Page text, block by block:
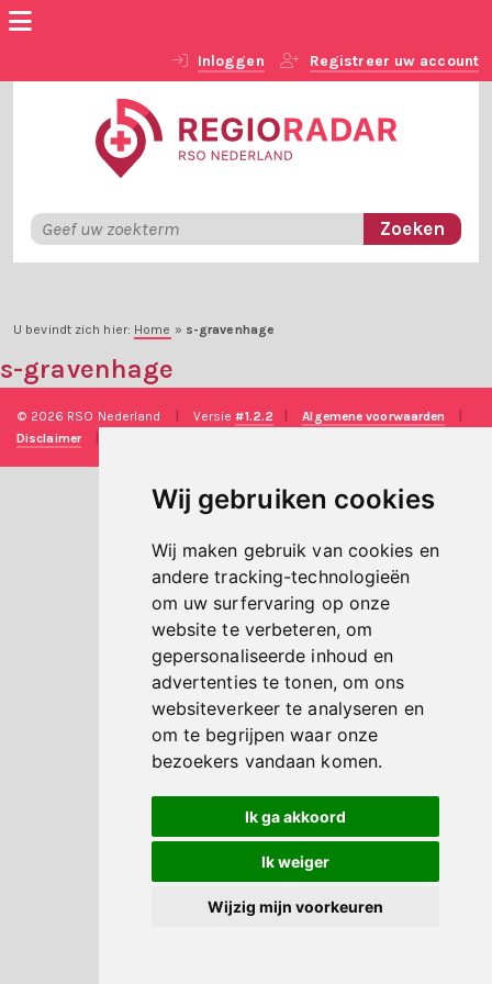
Wij gebruiken cookies
Wij maken gebruik van cookies en
andere tracking-technologieën
om uw surfervaring op onze
website te verbeteren, om
gepersonaliseerde inhoud en
advertenties te tonen, om ons
websiteverkeer te analyseren en
om te begrijpen waar onze
bezoekers vandaan komen.
Ik ga akkoord
Ik weiger
Wijzig mijn voorkeuren
Inloggen Registreer uw account
U bevindt zich hier: Home » s-gravenhage
s-gravenhage
© 2026 RSO Nederland Versie#1.2.2 Algemene voorwaarden
Disclaimer